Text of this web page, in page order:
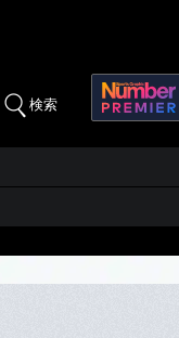
検索